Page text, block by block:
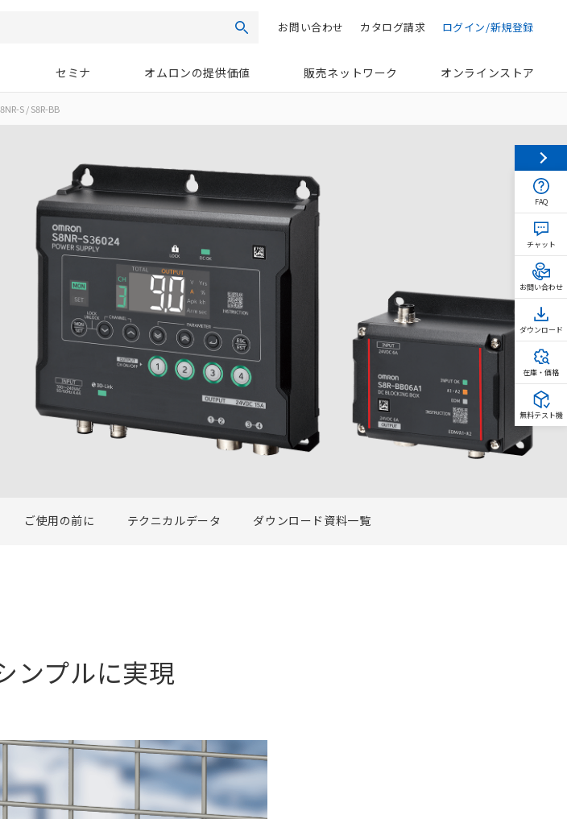
検索 ログイン/新規登録
カタログ請求
お問い合わせ
セミナ オムロンの提供価値 販売ネットワーク オンラインストア
S / S8R-BB
ご使用の前に テクニカルデータ ダウンロード資料一覧
ンプルに実現
FAQ
チャット
お問い合わせ
ダウンロード
在庫・価格
無料テスト機